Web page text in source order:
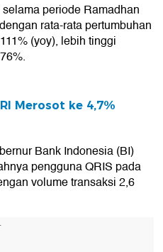
periode Ramadhan
rata-rata pertumbuhan
(yoy), lebih tinggi
Merosot ke 4,7%
Bank Indonesia (BI)
pengguna QRIS pada
volume transaksi 2,6